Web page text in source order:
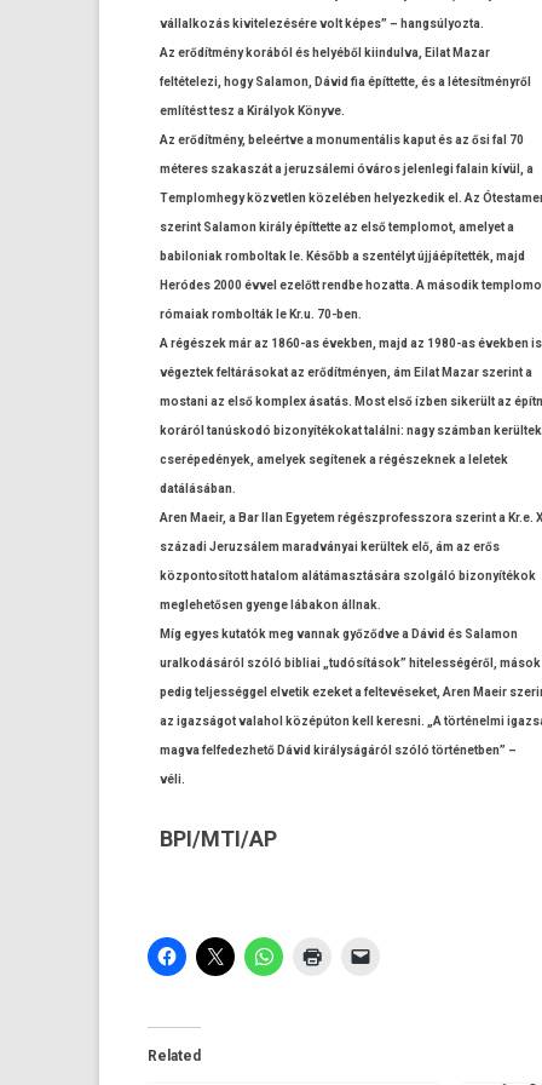
vál­lalkozás kivitelezésére volt képes” – han­gsúlyoz­ta.
Az erődítmény korából és helyéből kiin­dulva, Eilat Mazar
fel­tételezi, hogy Salamon, Dávid fia épít­tette, és a létesítményről
említést tesz a Királyok Könyve.
Az erődítmény, beleértve a monumen­tális kaput és az ősi fal 70
méteres szakas­zát a jeruz­sálemi óváros jelen­legi falain kívül, a
Templom­hegy köz­vetl­en közelében helyez­kedik el. Az
szerint Salamon király épít­tette az első templomot, amelyet a
babiloniak rom­boltak le. Később a szentélyt újjáépítették, majd
Heródes 2000 évvel ezelőtt re­ndbe hozat­ta. A második
rómaiak rom­bolták le Kr.u. 70-ben.
A régészek már az 1860-as évekb­en, majd az 1980-as évekb­en is
végez­tek feltárásokat az erődítményen, ám Eilat Mazar szerint a
mos­tani az első komplex ásatás. Most első ízben sikerült az
koráról tanúskodó bi­zonyítékokat találni: nagy számban
cserépedények, amelyek segítenek a régés­zeknek a leletek
datálásában.
Aren Maeir, a Bar Ilan Egyetem régészprofesszora szerint a Kr.e.
századi Jeruz­sálem marad­ványai kerültek elő, ám az erős
köz­pontosított hatalom alátámasztására szolgáló bi­zonyítékok
meg­lehetős­en gyen­ge lábakon állnak.
Míg egyes kutatók meg van­nak győződve a Dávid és Salamon
ural­kodásáról szóló bi­bliai „tudósítások” hiteles­ségéről, mások
pedig tel­jesség­gel el­vetik ezeket a fel­tevéseket, Aren Maeir
az igazságot valahol középúton kell keres­ni. „A történelmi
magva fel­fedez­hető Dávid királyságáról szóló tör­ténetb­en” –
véli.
BPI/MTI/AP
Related